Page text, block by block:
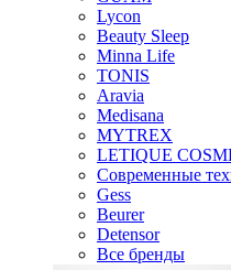
Lycon
Beauty Sleep
Minna Life
TONIS
Aravia
Medisana
MYTREX
LETIQUE
Современные
Gess
Beurer
Detensor
Все бренды